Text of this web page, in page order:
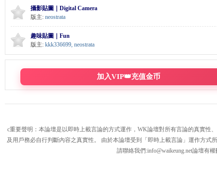
攝影貼圖｜Digital Camera
版主: neostrata
趣味貼圖｜Fun
版主: kkk336699, neostrata
加入VIP👑充值金币
c重要聲明：本論壇是以即時上載言論的方式運作，WK論壇對所有言論的真實
及用戶務必自行判斷內容之真實性。 由於本論壇受到「即時上載言論」運作方
請聯絡我們:info@waikeung.net論壇有